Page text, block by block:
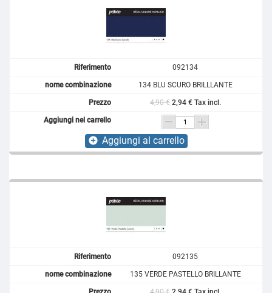
092134
134 BLU SCURO BRILLLANTE
4,90 € 2,94 € Tax incl.
add_circle Aggiungi al carrello
092135
135 VERDE PASTELLO BRILLANTE